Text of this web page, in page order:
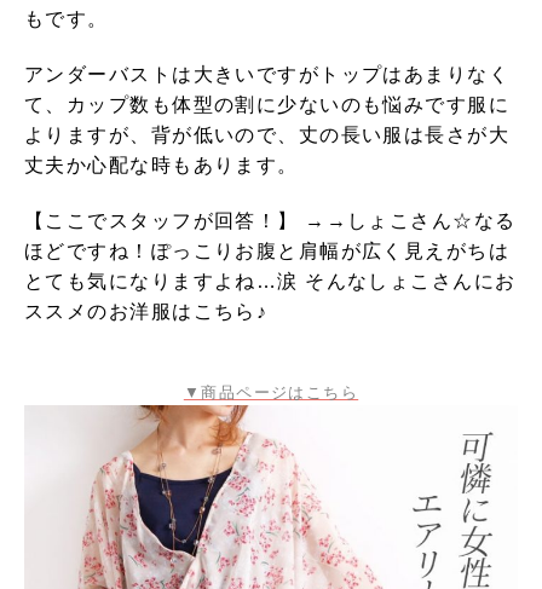
もです。
アンダーバストは大きいですがトップはあまりなく
て、カップ数も体型の割に少ないのも悩みです服に
よりますが、背が低いので、丈の長い服は長さが大
丈夫か心配な時もあります。
【ここでスタッフが回答！】 →→しょこさん☆なる
ほどですね！ぽっこりお腹と肩幅が広く見えがちは
とても気になりますよね…涙 そんなしょこさんにお
ススメのお洋服はこちら♪
▼商品ページはこちら